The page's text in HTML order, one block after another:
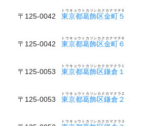
〒125-0042 東京都葛飾区金町５
トウキョウトカツシカクカナマチ５
〒125-0042 東京都葛飾区金町６
トウキョウトカツシカクカナマチ６
〒125-0053 東京都葛飾区鎌倉１
トウキョウトカツシカクカマクラ１
〒125-0053 東京都葛飾区鎌倉２
トウキョウトカツシカクカマクラ２
トウキョウトカツシカクカマクラ３